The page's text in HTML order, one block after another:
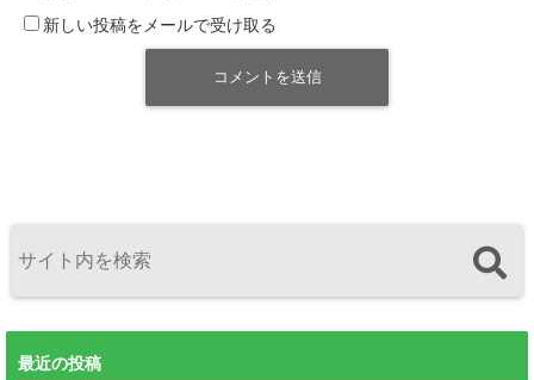
新しい投稿をメールで受け取る
最近の投稿